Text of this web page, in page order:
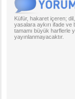
Küfür, hakaret içeren;
yasalara aykırı ifade ve
tamamı büyük harflerle
yayınlanmayacaktır.